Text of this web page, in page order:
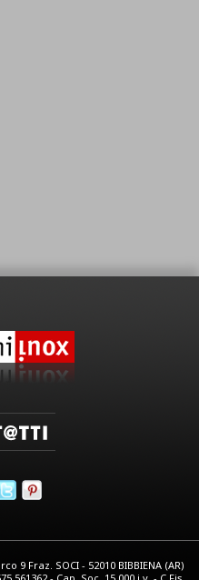
9 Fraz. SOCI - 52010 BIBBIENA (AR)